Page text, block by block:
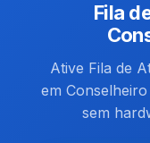
Fila
Ative Fila de
em
sem